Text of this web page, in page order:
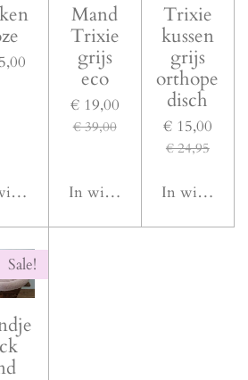
Mand
Trixie
grijs
eco
€ 19,00
€ 39,00
In winkelwagen
Trixie
kussen
grijs
orthope
disch
€ 15,00
€ 24,95
In
Sale!